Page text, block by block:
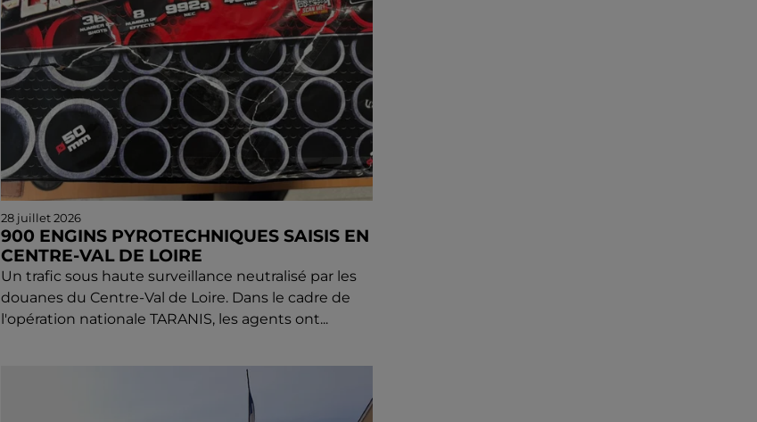
28 juillet 2026
900 ENGINS PYROTECHNIQUES SAISIS EN
CENTRE-VAL DE LOIRE
Un trafic sous haute surveillance neutralisé par les
douanes du Centre-Val de Loire. Dans le cadre de
l'opération nationale TARANIS, les agents ont...